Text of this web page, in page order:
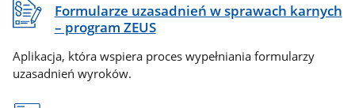
Formularze uzasadnień w sprawach karnych
– program ZEUS
Aplikacja, która wspiera proces wypełniania formularzy
uzasadnień wyroków.